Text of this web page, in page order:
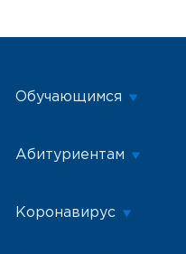
Обучающимся
Абитуриентам
Коронавирус